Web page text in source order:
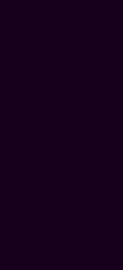
Ästhetik,
geringe
ihre
der